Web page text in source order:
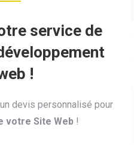
service de
!
devis personnalisé pour
votre Site Web!